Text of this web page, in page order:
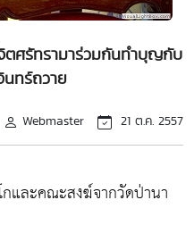
ตศรัทรามาร่วมกันทำบุญกับ
นทร์ถวาย
Webmaster 21 ต.ค. 2557
และคณะสงฆ์จากวัดป่านา